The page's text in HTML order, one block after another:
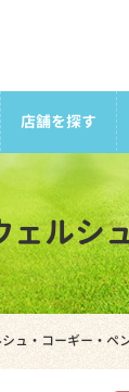
店舗を探す
ルシ
ュ・コーギー・ペ